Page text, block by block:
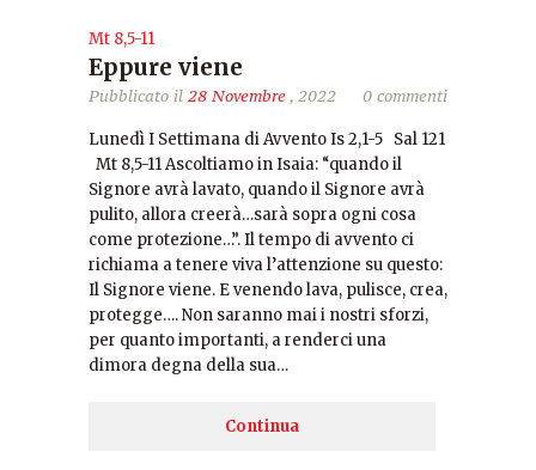
Mt 8,5-11
Eppure viene
Pubblicato il 28 Novembre, 2022 0 commenti
Lunedì I Settimana di Avvento Is 2,1-5 Sal 121
Mt 8,5-11 Ascoltiamo in Isaia: “quando il
Signore avrà lavato, quando il Signore avrà
pulito, allora creerà…sarà sopra ogni cosa
come protezione…”. Il tempo di avvento ci
richiama a tenere viva l’attenzione su questo:
Il Signore viene. E venendo lava, pulisce, crea,
protegge…. Non saranno mai i nostri sforzi,
per quanto importanti, a renderci una
dimora degna della sua…
Continua